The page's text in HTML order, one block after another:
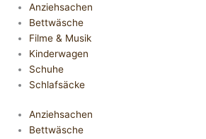
Anziehsachen
Bettwäsche
Filme & Musik
Kinderwagen
Schuhe
Schlafsäcke
Anziehsachen
Bettwäsche